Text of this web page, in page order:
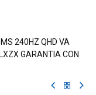
240HZ QHD VA
GARANTIA CON